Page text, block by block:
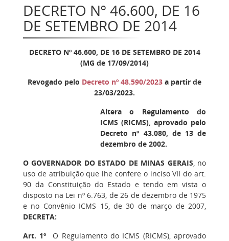
DECRETO Nº 46.600, DE 16
DE SETEMBRO DE 2014
DECRETO Nº 46.600, DE 16 DE SETEMBRO DE 2014
(MG de 17/09/2014)
Revogado pelo Decreto nº 48.590/2023 a partir de
23/03/2023.
Altera o Regulamento do
ICMS (RICMS), aprovado pelo
Decreto nº 43.080, de 13 de
dezembro de 2002.
O GOVERNADOR DO ESTADO DE MINAS GERAIS, no
uso de atribuição que lhe confere o inciso VII do art.
90 da Constituição do Estado e tendo em vista o
disposto na Lei nº 6.763, de 26 de dezembro de 1975
e no Convênio ICMS 15, de 30 de março de 2007,
DECRETA:
Art. 1º O Regulamento do ICMS (RICMS), aprovado